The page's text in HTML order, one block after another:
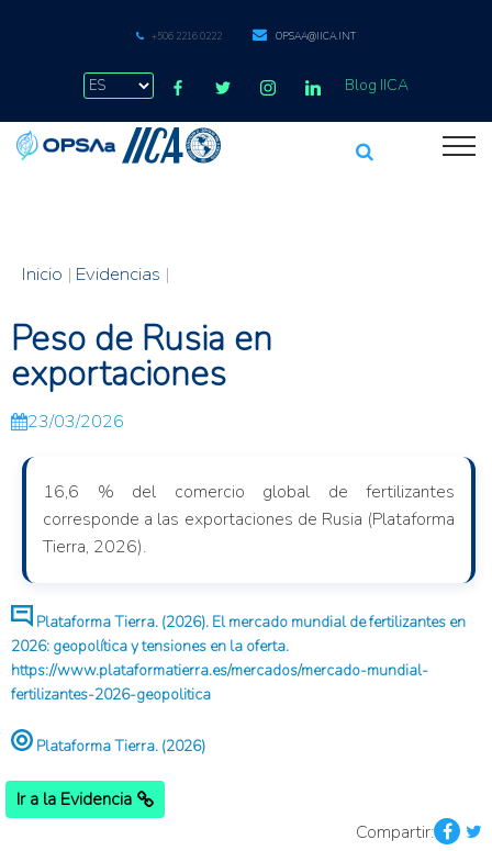
+506 2216 0222 OPSAA@IICA.INT
Blog IICA
Inicio | Evidencias |
Peso de Rusia en
exportaciones
23/03/2026
16,6 % del comercio global de fertilizantes
corresponde a las exportaciones de Rusia (Plataforma
Tierra, 2026).
Plataforma Tierra. (2026). El mercado mundial de fertilizantes en
2026: geopolítica y tensiones en la oferta.
https://www.plataformatierra.es/mercados/mercado-mundial-
fertilizantes-2026-geopolitica
Plataforma Tierra. (2026)
Ir a la Evidencia
Compartir: